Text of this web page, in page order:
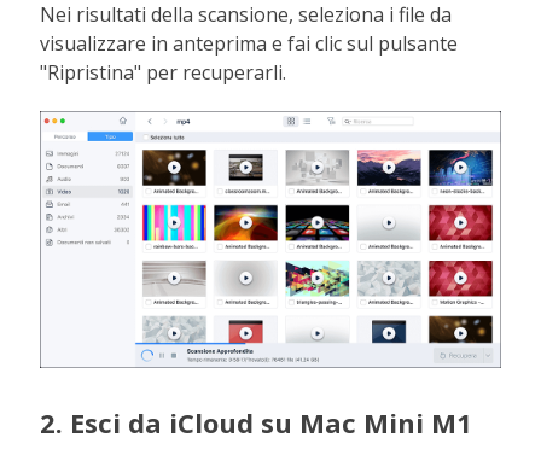
Nei risultati della scansione, seleziona i file da
visualizzare in anteprima e fai clic sul pulsante
"Ripristina" per recuperarli.
2. Esci da iCloud su Mac Mini M1